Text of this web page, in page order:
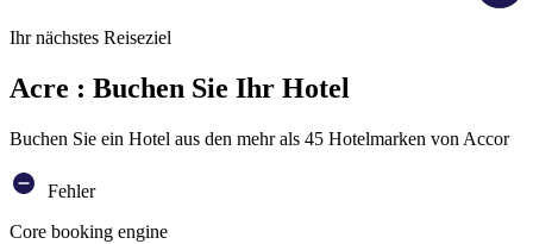
Ihr nächstes Reiseziel
Acre : Buchen Sie Ihr Hotel
Buchen Sie ein Hotel aus den mehr als 45 Hotelmarken von Accor
Fehler
Core booking engine